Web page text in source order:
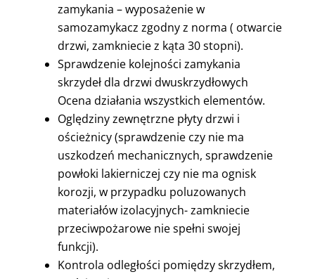
zamykania – wyposażenie w
samozamykacz zgodny z norma ( otwarcie
drzwi, zamkniecie z kąta 30 stopni).
Sprawdzenie kolejności zamykania
skrzydeł dla drzwi dwuskrzydłowych
Ocena działania wszystkich elementów.
Oględziny zewnętrzne płyty drzwi i
ościeżnicy (sprawdzenie czy nie ma
uszkodzeń mechanicznych, sprawdzenie
powłoki lakierniczej czy nie ma ognisk
korozji, w przypadku poluzowanych
materiałów izolacyjnych- zamkniecie
przeciwpożarowe nie spełni swojej
funkcji).
Kontrola odległości pomiędzy skrzydłem,